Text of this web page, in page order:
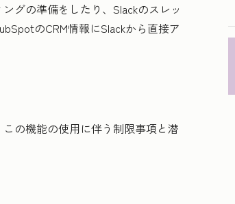
グの準備をしたり、Slackのスレッ
のCRM情報にSlackから直接ア
の機能の使用に伴う制限事項と潜